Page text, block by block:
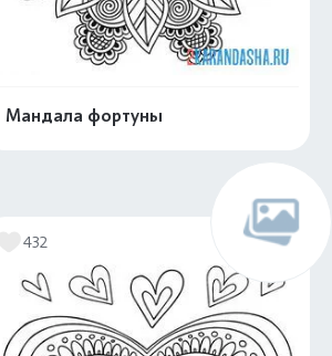
Мандала фортуны
432